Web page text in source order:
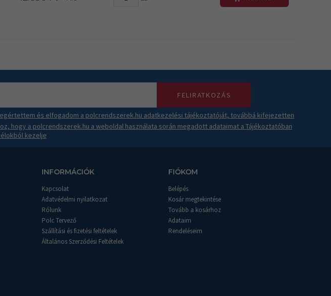
FELIRATKOZÁS
és elfogadom a polcrendszerek.hu adatkezelési tájékoztatóját, továbbá kifejezetten
hogy a polcrendszerek.hu a weboldal használata során megadott adataimat a Tájékoztatóban
kezelje
INFORMÁCIÓK
Kapcsolat
Adatvédelmi nyilatkozat
Rólunk
Polc Tervező
Szállítási és fizetési feltételek
Általános Szerződési Feltételek
FIÓKOM
Belépés
Kosár megtekintése
Tovább a kosárhoz
Adataim
Rendeléseim